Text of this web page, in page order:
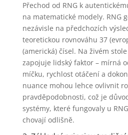
Přechod od RNG k
na matematické modely. RNG
nezávisle na předchozích
teoretickou rovnováhu 37
(americká) čísel. Na živém
zapojuje lidský faktor – mírná
míčku, rychlost otáčení a
nuance mohou lehce ovlivnit
pravděpodobnosti, což je
systémy, které fungovaly u
chovají odlišně.